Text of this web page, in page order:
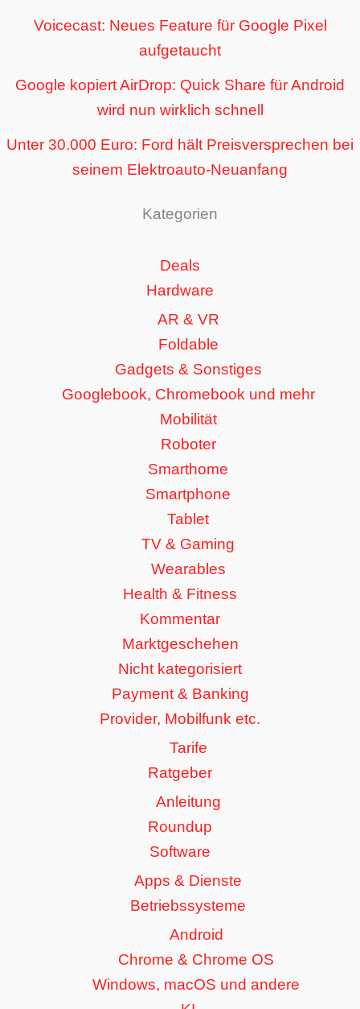
Voicecast: Neues Feature für Google Pixel
aufgetaucht
Google kopiert AirDrop: Quick Share für Android
wird nun wirklich schnell
Unter 30.000 Euro: Ford hält Preisversprechen bei
seinem Elektroauto-Neuanfang
Kategorien
Deals
Hardware
AR & VR
Foldable
Gadgets & Sonstiges
Googlebook, Chromebook und mehr
Mobilität
Roboter
Smarthome
Smartphone
Tablet
TV & Gaming
Wearables
Health & Fitness
Kommentar
Marktgeschehen
Nicht kategorisiert
Payment & Banking
Provider, Mobilfunk etc.
Tarife
Ratgeber
Anleitung
Roundup
Software
Apps & Dienste
Betriebssysteme
Android
Chrome & Chrome OS
Windows, macOS und andere